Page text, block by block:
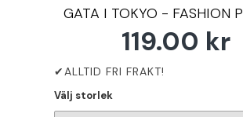
GATA I TOKYO - FASHION
119.00 kr
Välj storlek